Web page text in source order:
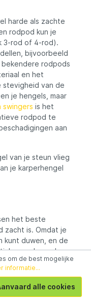
harde als zachte
rodpod kun je
3-rod of 4-rod).
bijvoorbeeld
rodpods
en het
van de
je hengels, maar
swingers is het
rodpod te
aan
van je steun vlieg
je karperhengel
het beste
zacht is. Omdat je
kunt duwen, en de
worden ook
plekken op
in verschillende
met 75cm
vissen.
om de best mogelijke
informatie...
alle cookies